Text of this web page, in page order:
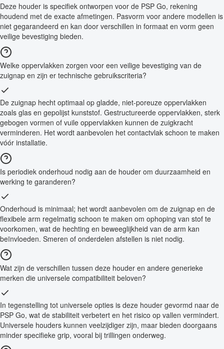
Deze houder is specifiek ontworpen voor de PSP Go, rekening
houdend met de exacte afmetingen. Pasvorm voor andere modellen is
niet gegarandeerd en kan door verschillen in formaat en vorm geen
veilige bevestiging bieden.
Welke oppervlakken zorgen voor een veilige bevestiging van de
zuignap en zijn er technische gebruikscriteria?
De zuignap hecht optimaal op gladde, niet-poreuze oppervlakken
zoals glas en gepolijst kunststof. Gestructureerde oppervlakken, sterk
gebogen vormen of vuile oppervlakken kunnen de zuigkracht
verminderen. Het wordt aanbevolen het contactvlak schoon te maken
vóór installatie.
Is periodiek onderhoud nodig aan de houder om duurzaamheid en
werking te garanderen?
Onderhoud is minimaal; het wordt aanbevolen om de zuignap en de
flexibele arm regelmatig schoon te maken om ophoping van stof te
voorkomen, wat de hechting en beweeglijkheid van de arm kan
beïnvloeden. Smeren of onderdelen afstellen is niet nodig.
Wat zijn de verschillen tussen deze houder en andere generieke
merken die universele compatibiliteit beloven?
In tegenstelling tot universele opties is deze houder gevormd naar de
PSP Go, wat de stabiliteit verbetert en het risico op vallen vermindert.
Universele houders kunnen veelzijdiger zijn, maar bieden doorgaans
minder specifieke grip, vooral bij trillingen onderweg.